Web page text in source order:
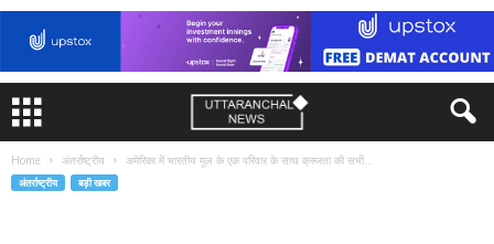
Home अंतर्राष्ट्रीय अमेरिका में भारतीय मूल के एक परिवार के साथ क्रूरता की सभी...
अंतर्राष्ट्रीय बड़ी खबर